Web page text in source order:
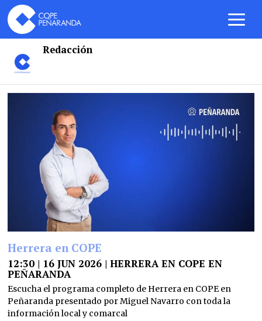
Redacción
Herrera en COPE
12:30 | 16 JUN 2026 | HERRERA EN COPE EN
PEÑARANDA
Escucha el programa completo de Herrera en COPE en
Peñaranda presentado por Miguel Navarro con toda la
información local y comarcal